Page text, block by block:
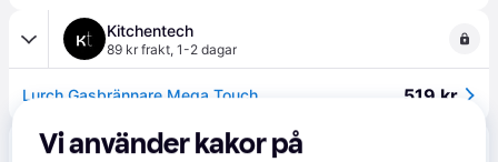
Kitchentech
89 kr frakt, 1-2 dagar
Lurch Gasbrännare Mega Touch 519 kr
BarLife
Vi använder kakor på